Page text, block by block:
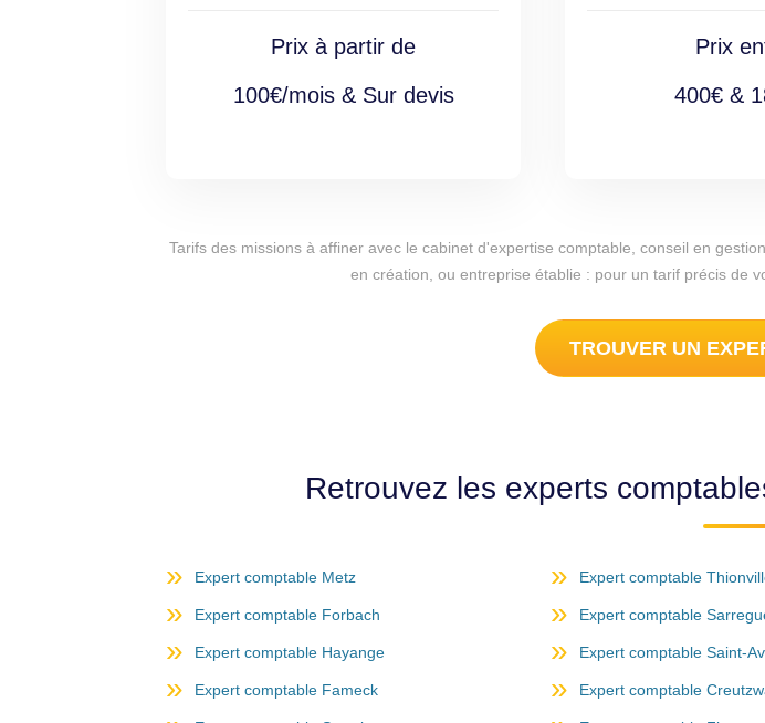
Prix à partir de
100€/mois & Sur devis
Prix
400€ &
Tarifs des missions à affiner avec le cabinet d'expertise comptable, conseil en
en création, ou entreprise établie : pour un tarif précis de
TROUVER UN
Retrouvez les experts
Expert comptable Metz Expert comptable
Expert comptable Forbach Expert comptable
Expert comptable Hayange Expert comptable Saint-
Expert comptable Fameck Expert comptable